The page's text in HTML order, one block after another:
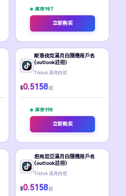
库存 987
立即购买
斯洛伐克滿月白隨機用戶名
(outlook註冊)
Tiktok 滿月白號
$0.5158 起
库存 998
立即购买
坦尚尼亞滿月白隨機用戶名
(outlook註冊)
Tiktok 滿月白號
$0.5158 起